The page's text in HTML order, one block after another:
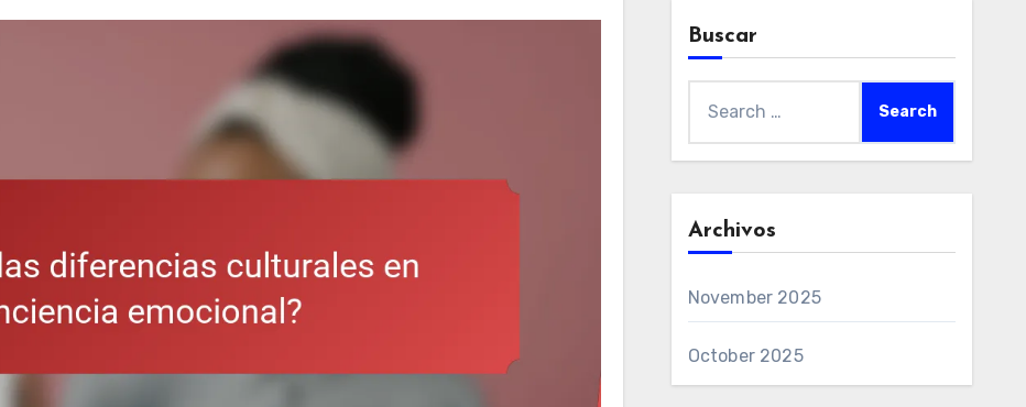
Buscar
for:
Archivos
November 2025
October 2025